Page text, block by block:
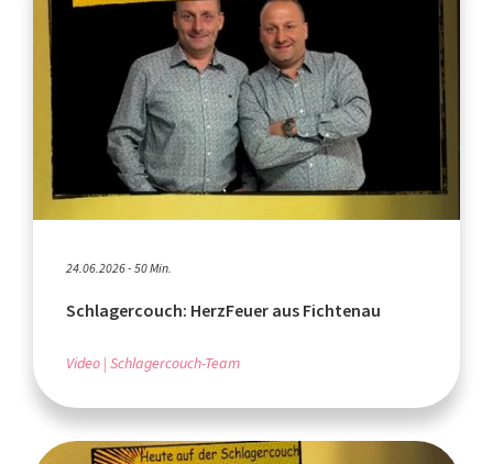
24.06.2026 - 50 Min.
Schlagercouch: HerzFeuer aus Fichtenau
Video Schlagercouch-Team